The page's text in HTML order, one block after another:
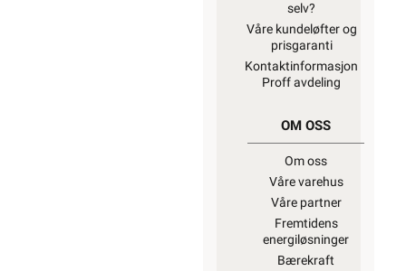
selv?
Våre kundeløfter og
prisgaranti
Kontaktinformasjon
Proff avdeling
OM OSS
Om oss
Våre varehus
Våre partner
Fremtidens
energiløsninger
Bærekraft